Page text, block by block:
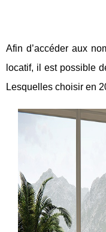
Afin d’accéder aux
locatif, il est possible
Lesquelles choisir en